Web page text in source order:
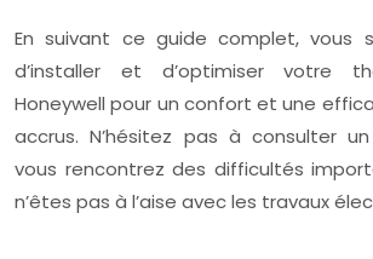
En suivant ce guide complet, vous
d’installer et d’optimiser votre
Honeywell pour un confort et une
accrus. N’hésitez pas à consulter
vous rencontrez des difficultés
n’êtes pas à l’aise avec les travaux